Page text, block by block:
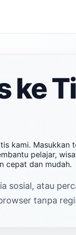
ke
kami.
pelajar,
cepat dan mudah.
sosial, atau
tanpa